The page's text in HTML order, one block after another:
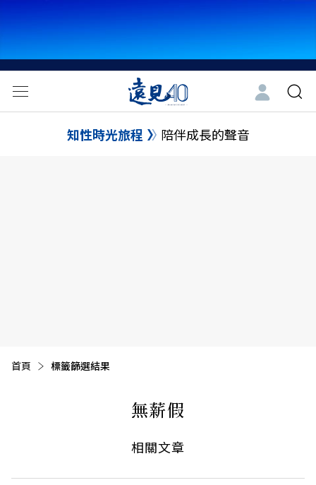
知性時光旅程 陪伴成長的聲音
首頁 目前頁面：
標籤篩選結果
無薪假
相關文章